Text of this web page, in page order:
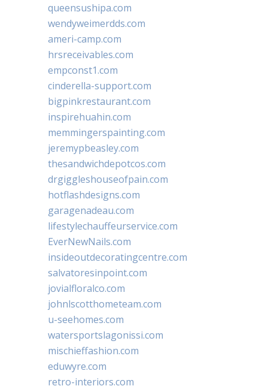
queensushipa.com
wendyweimerdds.com
ameri-camp.com
hrsreceivables.com
empconst1.com
cinderella-support.com
bigpinkrestaurant.com
inspirehuahin.com
memmingerspainting.com
jeremypbeasley.com
thesandwichdepotcos.com
drgiggleshouseofpain.com
hotflashdesigns.com
garagenadeau.com
lifestylechauffeurservice.com
EverNewNails.com
insideoutdecoratingcentre.com
salvatoresinpoint.com
jovialfloralco.com
johnlscotthometeam.com
u-seehomes.com
watersportslagonissi.com
mischieffashion.com
eduwyre.com
retro-interiors.com